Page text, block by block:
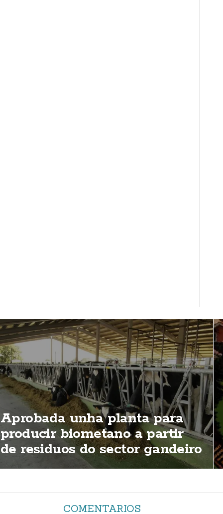
Aprobada unha planta para
producir biometano a partir
de residuos do sector gandeiro
nas Maroñas
COMENTARIOS